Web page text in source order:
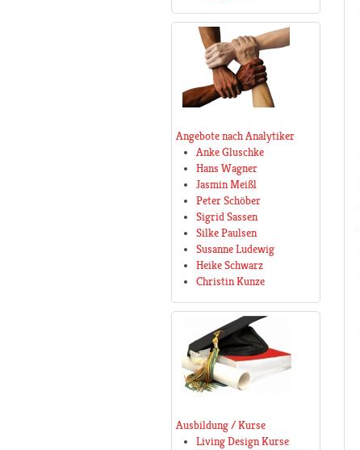
Angebote nach Analytiker
Anke Gluschke
Hans Wagner
Jasmin Meißl
Peter Schöber
Sigrid Sassen
Silke Paulsen
Susanne Ludewig
Heike Schwarz
Christin Kunze
Ausbildung / Kurse
Living Design Kurse